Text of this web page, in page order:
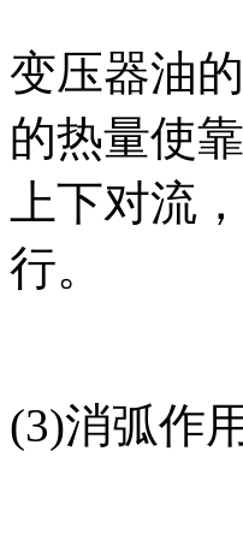
变压器油
的热量使
上下对流
行。
(3)消弧作用